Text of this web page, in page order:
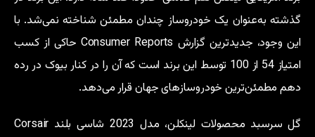
گذشته به‌عنوان یک خودروساز چندان مطمئن شناخته نمی‌شد. با
این وجود، جدیدترین گزارش Consumer Reports حاکی از کسب
امتیاز 54 از 100 توسط این برند است که آن را در کنار بیوک در رده
دهم مطمئن‌ترین خودروسازهای جهان قرار می‌دهد.
گل سرسبد محصولات لینکلن، مدل 2023 شاسی بلند Corsair